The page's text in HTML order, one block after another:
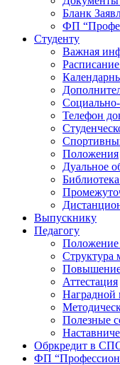
Бланк
ФП
Студенту
Важная
Телефон
Положения
Дуальное
Выпускнику
Педагогу
Положение
Структура
Аттестация
Наградной
Полезные
Обркредит в
ФП